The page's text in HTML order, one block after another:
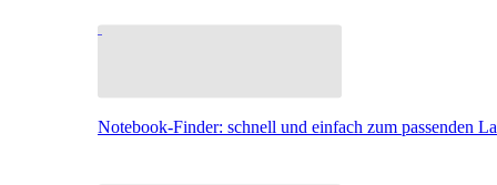
Notebook-Finder: schnell und einfach zum passenden